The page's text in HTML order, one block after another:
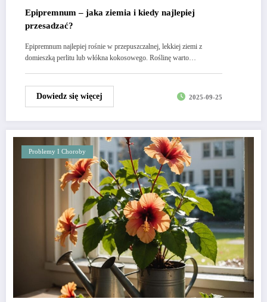
Epipremnum – jaka ziemia i kiedy najlepiej
przesadzać?
Epipremnum najlepiej rośnie w przepuszczalnej, lekkiej ziemi z
domieszką perlitu lub włókna kokosowego. Roślinę warto…
Dowiedz się więcej 2025-09-25
Problemy I Choroby